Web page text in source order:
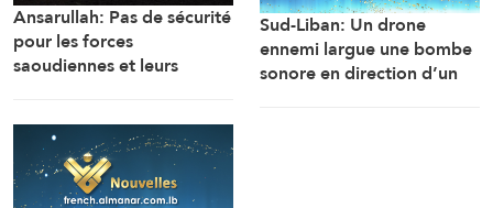
Ansarullah: Pas de sécurité
pour les forces
saoudiennes et leurs
Sud-Liban: Un drone
ennemi largue une bombe
sonore en direction d’un